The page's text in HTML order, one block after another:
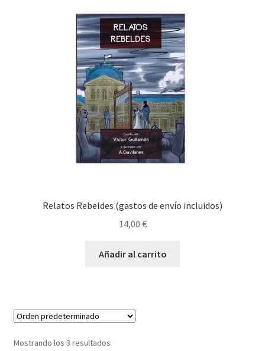
Relatos Rebeldes (gastos de envío incluidos)
14,00 €
Añadir al carrito
Mostrando los 3 resultados